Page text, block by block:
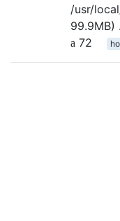
/usr/
99.9MB)
72